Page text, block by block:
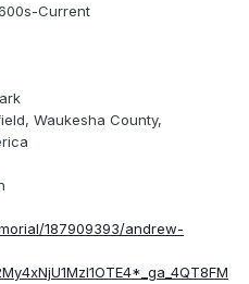
Current
Waukesha County,
187909393/andrew-